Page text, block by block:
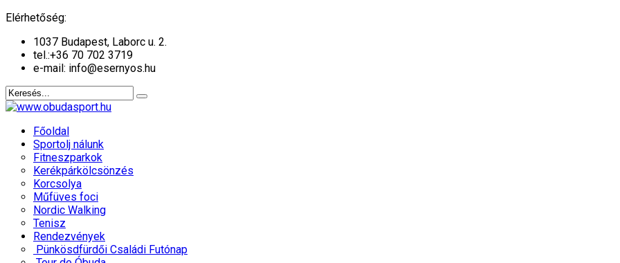
Elérhetőség:
1037 Budapest, Laborc u. 2.
tel.:+36 70 702 3719
e-mail: info@esernyos.hu
Főoldal
Sportolj nálunk
Fitneszparkok
Kerékpárkölcsönzés
Korcsolya
Műfüves foci
Nordic Walking
Tenisz
Rendezvények
Pünkösdfürdői Családi Futónap
év
hónap
év
hónap